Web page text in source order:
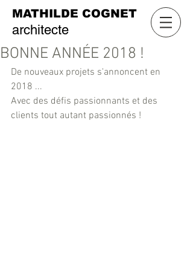
MATHILDE COGNET
architecte
BONNE ANNÉE 2018 !
De nouveaux projets s'annoncent en
2018 ...
Avec des défis passionnants et des
clients tout autant passionnés !